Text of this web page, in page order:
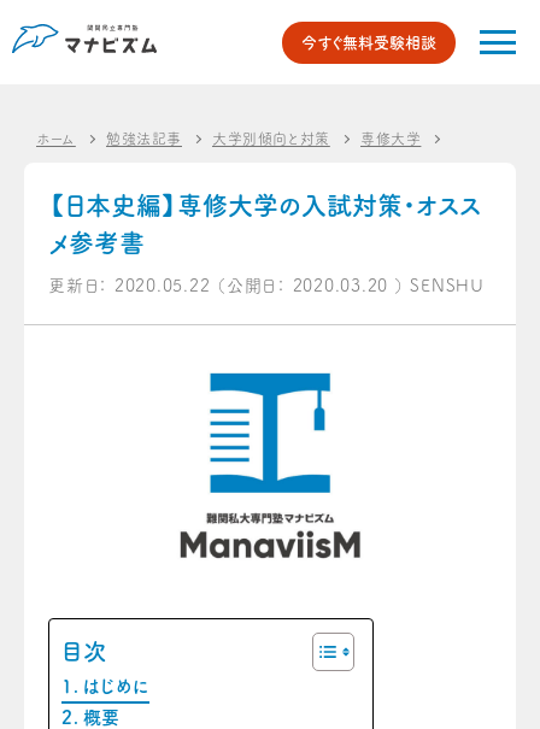
今すぐ無料受験相談
ホーム 勉強法記事 大学別傾向と対策 専修大学
【日本史編】専修大学の入試対策・オスス
メ参考書
更新日： 2020.05.22 （公開日： 2020.03.20 ）SENSHU
目次
はじめに
概要